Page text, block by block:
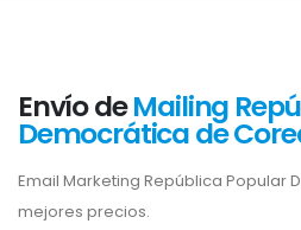
Envío deMailing
Democrática de
Email Marketing República Popular
mejores precios.